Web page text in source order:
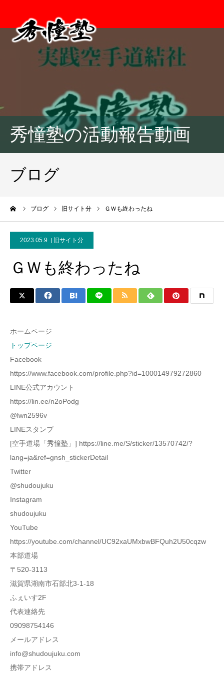
秀憧塾の活動報告動画
ブログ
ブログ 旧サイト分 ＧＷも終わったね
2023.05.9 旧サイト分
ＧＷも終わったね
ホームページ
トップページ
Facebook
https://www.facebook.com/profile.php?id=100014979272860
LINE公式アカウント
https://lin.ee/n2oPodg
@lwn2596v
LINEスタンプ
[空手道場「秀憧塾」] https://line.me/S/sticker/13570742/?
lang=ja&ref=gnsh_stickerDetail
Twitter
@shudoujuku
Instagram
shudoujuku
YouTube
https://youtube.com/channel/UC92xaUMxbwBFQuh2U50cqzw
本部道場
〒520-3113
滋賀県湖南市石部北3-1-18
ふぇいす2F
代表連絡先
09098754146
メールアドレス
info@shudoujuku.com
携帯アドレス